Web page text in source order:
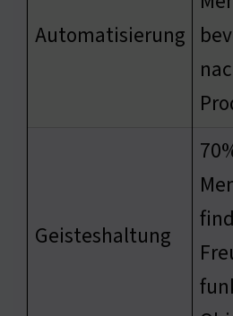
Automatisierung
Geisteshaltung